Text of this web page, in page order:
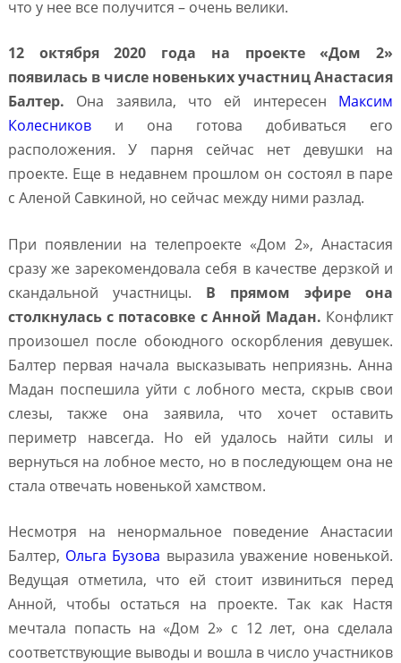
что у нее все получится – очень велики.
12 октября 2020 года на проекте «Дом 2»
появилась в числе новеньких участниц Анастасия
Балтер. Она заявила, что ей интересен Максим
Колесникови она готова добиваться его
расположения. У парня сейчас нет девушки на
проекте. Еще в недавнем прошлом он состоял в паре
с Аленой Савкиной, но сейчас между ними разлад.
При появлении на телепроекте «Дом 2», Анастасия
сразу же зарекомендовала себя в качестве дерзкой и
скандальной участницы. В прямом эфире она
столкнулась с потасовке с Анной Мадан. Конфликт
произошел после обоюдного оскорбления девушек.
Балтер первая начала высказывать неприязнь. Анна
Мадан поспешила уйти с лобного места, скрыв свои
слезы, также она заявила, что хочет оставить
периметр навсегда. Но ей удалось найти силы и
вернуться на лобное место, но в последующем она не
стала отвечать новенькой хамством.
Несмотря на ненормальное поведение Анастасии
Балтер, Ольга Бузова выразила уважение новенькой.
Ведущая отметила, что ей стоит извиниться перед
Анной, чтобы остаться на проекте. Так как Настя
мечтала попасть на «Дом 2» с 12 лет, она сделала
соответствующие выводы и вошла в число участников